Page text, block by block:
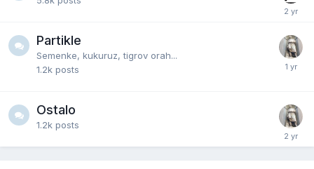
Partikle
Semenke, kukuruz, tigrov orah...
1.2k posts
Ostalo
1.2k posts